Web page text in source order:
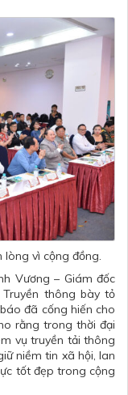
vì cộng đồng.
Vương – Giám đốc
thông bày tỏ
đã cống hiến cho
rằng trong thời đại
vụ truyền tải thông
niềm tin xã hội, lan
tốt đẹp trong cộng